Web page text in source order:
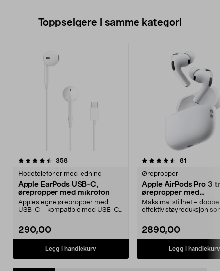
Toppselgere i samme kategori
358anmeldelser
Hodetelefoner med ledning
Apple EarPods USB-C,
ørepropper med mikrofon
Apples egne ørepropper med
USB-C – kompatible med USB-C-
290,00
Legg i handlekurv
4.5 av 5 stjerner 81
Ørepropper
Apple AirPods Pro 3
ørepropper med
støyreduksjon
Maksimal stillhet –
effektiv støyreduksjon
2890,00
Legg i handlekurv
4.0 av 5 stjerner